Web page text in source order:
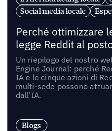
Social media locale
Perché ottimizzare
legge Reddit al
Un riepilogo del nostro
Engine Journal: perché
IA e le cinque azioni di
multi-sede possono
dall’IA.
Blogs